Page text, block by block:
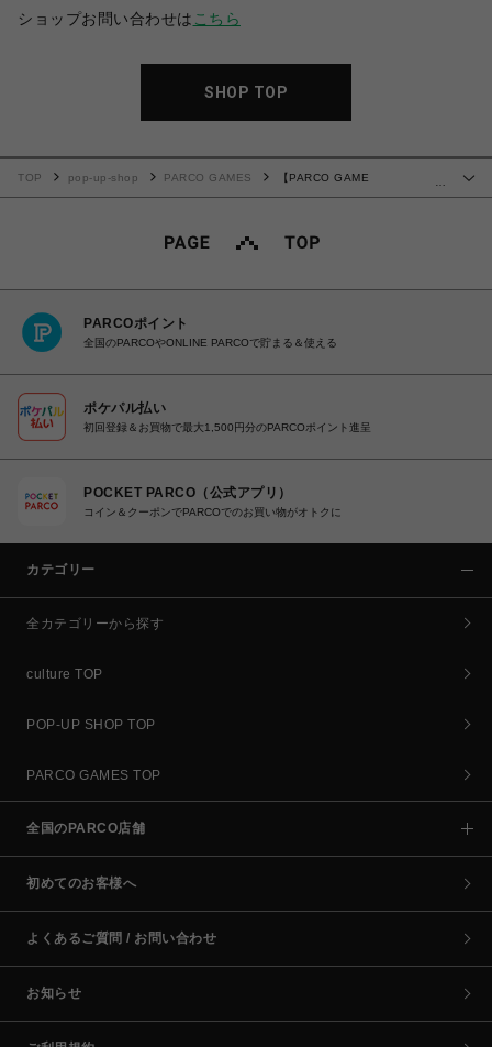
ショップお問い合わせは こちら
SHOP TOP
…
TOP pop-up-shop PARCO GAMES
【PARCO GAME
PARCOポイント
全国のPARCOやONLINE PARCOで貯まる＆使える
ポケパル払い
初回登録＆お買物で最大1,500円分のPARCOポイント進呈
POCKET PARCO（公式アプリ）
コイン＆クーポンでPARCOでのお買い物がオトクに
カテゴリー
全カテゴリーから探す
culture TOP
POP-UP SHOP TOP
PARCO GAMES TOP
全国のPARCO店舗
初めてのお客様へ
よくあるご質問 / お問い合わせ
お知らせ